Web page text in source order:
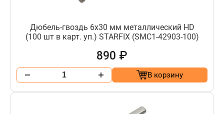
Дюбель-гвоздь 6х30 мм металлический HD
(100 шт в карт. уп.) STARFIX (SMC1-42903-100)
890 ₽
В корзину